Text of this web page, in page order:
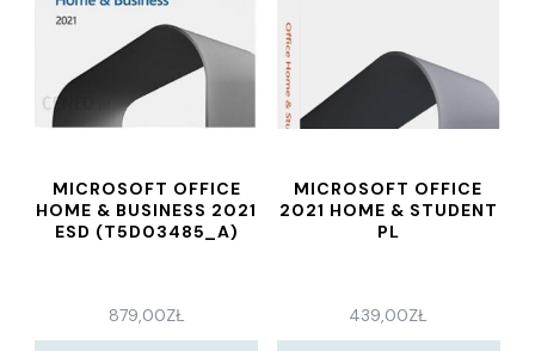
MICROSOFT OFFICE
HOME & BUSINESS 2021
ESD (T5D03485_A)
879,00ZŁ
MICROSOFT OFFICE
2021 HOME & STUDENT
PL
439,00ZŁ